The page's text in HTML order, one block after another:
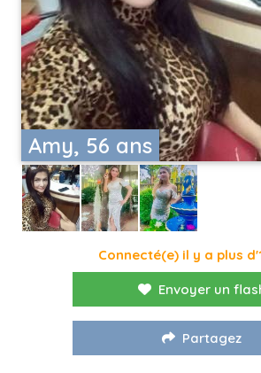
Amy, 56 ans
Connecté(e) il y a plus
Envoyer un
Partagez